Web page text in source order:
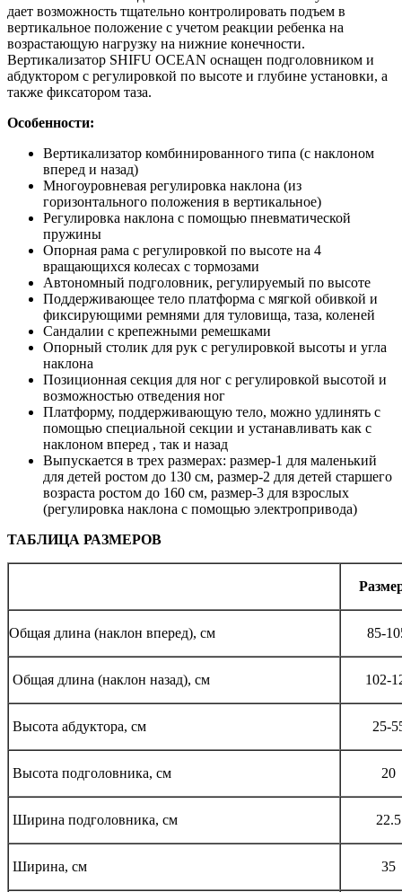
дает возможность тщательно контролировать подъем в
вертикальное положение с учетом реакции ребенка на
возрастающую нагрузку на нижние конечности.
Вертикализатор SHIFU OCEAN оснащен подголовником и
абдуктором с регулировкой по высоте и глубине установки, а
также фиксатором таза.
Особенности:
Вертикализатор комбинированного типа (с наклоном
вперед и назад)
Многоуровневая регулировка наклона (из
горизонтального положения в вертикальное)
Регулировка наклона с помощью пневматической
пружины
Опорная рама с регулировкой по высоте на 4
вращающихся колесах с тормозами
Автономный подголовник, регулируемый по высоте
Поддерживающее тело платформа с мягкой обивкой и
фиксирующими ремнями для туловища, таза, коленей
Сандалии с крепежными ремешками
Опорный столик для рук с регулировкой высоты и угла
наклона
Позиционная секция для ног с регулировкой высотой и
возможностью отведения ног
Платформу, поддерживающую тело, можно удлинять с
помощью специальной секции и устанавливать как с
наклоном вперед , так и назад
Выпускается в трех размерах: размер-1 для маленький
для детей ростом до 130 см, размер-2 для детей старшего
возраста ростом до 160 см, размер-3 для взрослых
(регулировка наклона с помощью электропривода)
ТАБЛИЦА РАЗМЕРОВ
Общая длина (наклон вперед), см 85-
Общая длина (наклон назад), см 102-
Высота абдуктора, см 25-
Высота подголовника, см 20
Ширина подголовника, см 22.5
Ширина, см 35